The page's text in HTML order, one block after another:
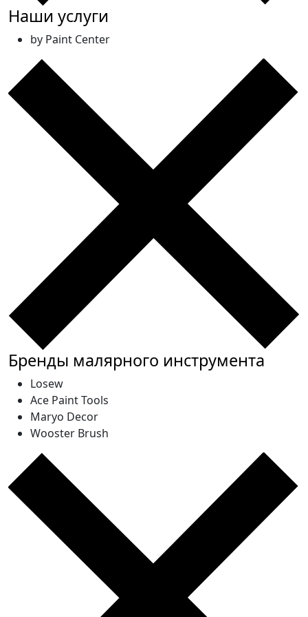
Наши услуги
by Paint Center
Бренды малярного инструмента
Losew
Ace Paint Tools
Maryo Decor
Wooster Brush